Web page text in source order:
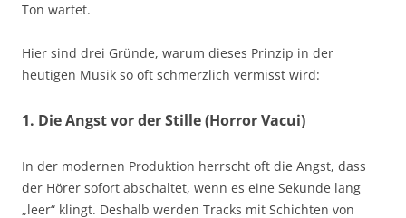
Ton wartet.
Hier sind drei Gründe, warum dieses Prinzip in der
heutigen Musik so oft schmerzlich vermisst wird:
1. Die Angst vor der Stille (Horror Vacui)
In der modernen Produktion herrscht oft die Angst, dass
der Hörer sofort abschaltet, wenn es eine Sekunde lang
„leer“ klingt. Deshalb werden Tracks mit Schichten von